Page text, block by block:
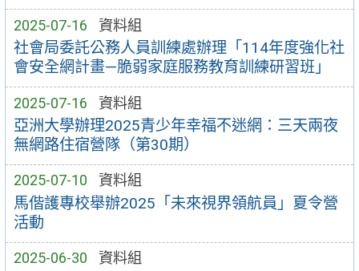
2025-07-16 資料組
社會局委託公務人員訓練處辦理「114年度強化社
會安全網計畫—脆弱家庭服務教育訓練研習班」
2025-07-16 資料組
亞洲大學辦理2025青少年幸福不迷網：三天兩夜
無網路住宿營隊（第30期）
2025-07-10 資料組
馬偕護專校舉辦2025「未來視界領航員」夏令營
活動
2025-06-30 資料組